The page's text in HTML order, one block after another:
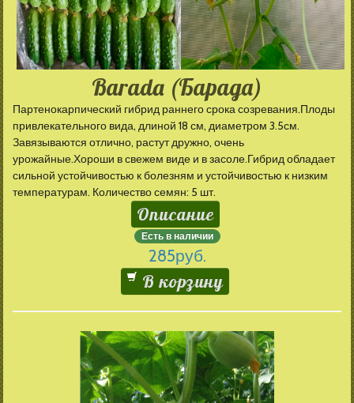
Barada (Барада)
Партенокарпический гибрид раннего срока созревания.Плоды
привлекательного вида, длиной 18 см, диаметром 3.5см.
Завязываются отлично, растут дружно, очень
урожайные.Хороши в свежем виде и в засоле.Гибрид обладает
сильной устойчивостью к болезням и устойчивостью к низким
температурам. Количество семян: 5 шт.
Описание
Есть в наличии
285руб.
В корзину